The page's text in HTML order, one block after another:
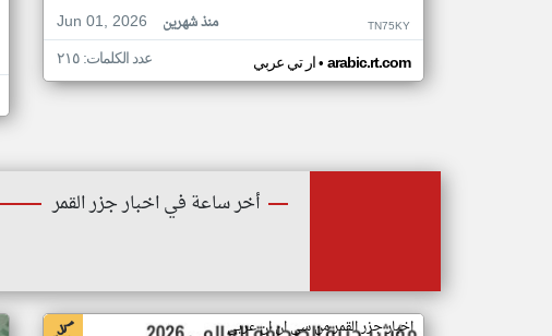
Jun 01, 2026
منذ شهرين TN75KY
ار تي عربي• arabic.rt.com عدد الكلمات: ٢١٥
أخر ساعة في اخبار جزر القمر
اخبار جزر القمر من سي ان ان عربي